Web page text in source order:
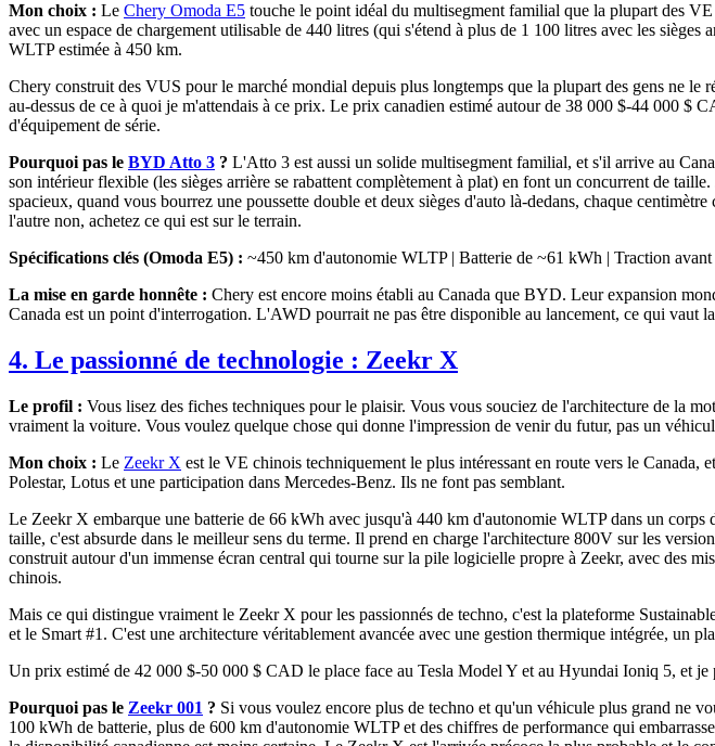
Mon choix : Le Chery Omoda E5 touche le point idéal du multisegment familial que la plupart des
avec un espace de chargement utilisable de 440 litres (qui s'étend à plus de 1 100 litres avec les
WLTP estimée à 450 km.
Chery construit des VUS pour le marché mondial depuis plus longtemps que la plupart des gens ne
au-dessus de ce à quoi je m'attendais à ce prix. Le prix canadien estimé autour de 38 000 $-44 000
d'équipement de série.
Pourquoi pas le BYD Atto 3 ? L'Atto 3 est aussi un solide multisegment familial, et s'il arrive au
son intérieur flexible (les sièges arrière se rabattent complètement à plat) en font un concurrent de
spacieux, quand vous bourrez une poussette double et deux sièges d'auto là-dedans, chaque
l'autre non, achetez ce qui est sur le terrain.
Spécifications clés (Omoda E5) : ~450 km d'autonomie WLTP | Batterie de ~61 kWh | Traction
La mise en garde honnête : Chery est encore moins établi au Canada que BYD. Leur expansion
Canada est un point d'interrogation. L'AWD pourrait ne pas être disponible au lancement, ce qui vaut
4. Le passionné de technologie : Zeekr X
Le profil : Vous lisez des fiches techniques pour le plaisir. Vous vous souciez de l'architecture de la
vraiment la voiture. Vous voulez quelque chose qui donne l'impression de venir du futur, pas un
Mon choix : Le Zeekr X est le VE chinois techniquement le plus intéressant en route vers le Canada,
Polestar, Lotus et une participation dans Mercedes-Benz. Ils ne font pas semblant.
Le Zeekr X embarque une batterie de 66 kWh avec jusqu'à 440 km d'autonomie WLTP dans un
taille, c'est absurde dans le meilleur sens du terme. Il prend en charge l'architecture 800V sur les
construit autour d'un immense écran central qui tourne sur la pile logicielle propre à Zeekr, avec des
chinois.
Mais ce qui distingue vraiment le Zeekr X pour les passionnés de techno, c'est la plateforme
et le Smart #1. C'est une architecture véritablement avancée avec une gestion thermique intégrée, un
Un prix estimé de 42 000 $-50 000 $ CAD le place face au Tesla Model Y et au Hyundai Ioniq 5, et je
Pourquoi pas le Zeekr 001 ? Si vous voulez encore plus de techno et qu'un véhicule plus grand ne
100 kWh de batterie, plus de 600 km d'autonomie WLTP et des chiffres de performance qui